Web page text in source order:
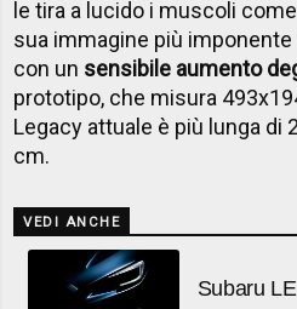
le tira a lucido i muscoli
sua immagine più
con un sensibile aumento
prototipo, che misura
Legacy attuale è più lunga di
cm.
VEDI ANCHE
Subaru